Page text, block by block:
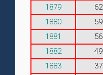
1879
62
1880
59
1881
56
1882
49
1883
37